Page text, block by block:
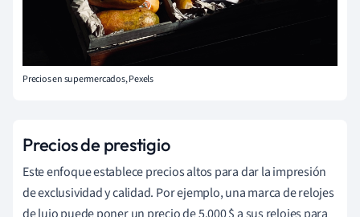
Precios en supermercados, Pexels
Precios de prestigio
Este enfoque establece precios altos para dar la impresión
de exclusividad y calidad. Por ejemplo, una marca de relojes
de lujo puede poner un precio de 5.000 $ a sus relojes para